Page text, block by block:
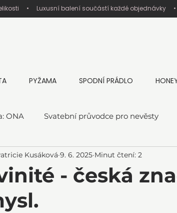
•     Luxusní balení součástí každé objednávky
PYŽAMA SPODNÍ PRÁDLO
ONA Svatební průvodce pro nevěsty
- česká
Kusáková 9. 6. 2025 Minut čtení: 2